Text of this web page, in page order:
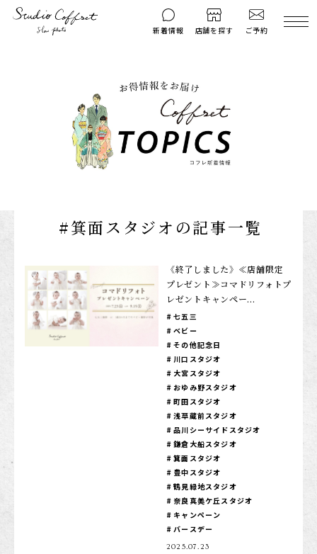
新着情報 店舗を探す ご予約
はじめての方へ 料金シミュレーション
衣装ギャラリー よくある質問
コフレマグ
料金プラン
お宮参り
入学・卒業記念
1/2成人式・十歳の祝い
#箕面スタジオの記事一覧
《終了しました》≪店舗限定
プレゼント≫コマドリフォトプ
レゼントキャンペー...
七五三
ベビー
その他記念日
川口スタジオ
大宮スタジオ
おゆみ野スタジオ
町田スタジオ
浅草蔵前スタジオ
品川シーサイドスタジオ
鎌倉大船スタジオ
箕面スタジオ
豊中スタジオ
鶴見緑地スタジオ
奈良真美ケ丘スタジオ
キャンペーン
バースデー
2025.07.23